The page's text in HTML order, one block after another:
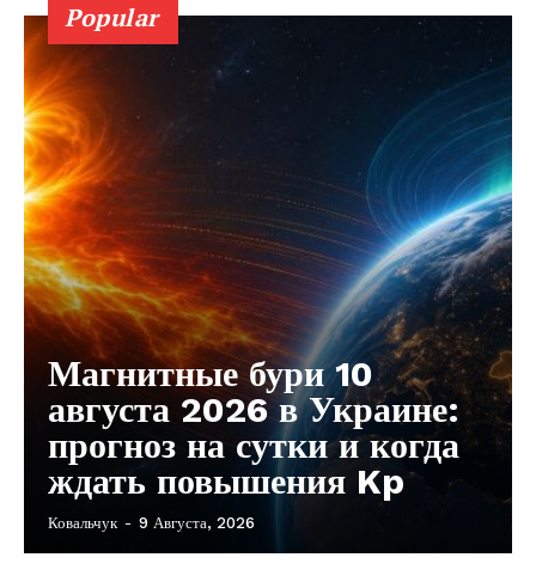
Popular
Магнитные бури 10
августа 2026 в Украине:
прогноз на сутки и когда
ждать повышения Kp
Ковальчук - 9 Августа, 2026